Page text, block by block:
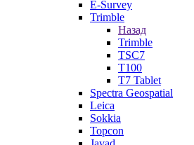
E-Survey
Trimble
Назад
Trimble
TSC7
T100
T7 Tablet
Spectra Geospatial
Leica
Sokkia
Topcon